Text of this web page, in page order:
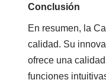
Conclusión
En resumen, la
calidad. Su
ofrece una
funciones